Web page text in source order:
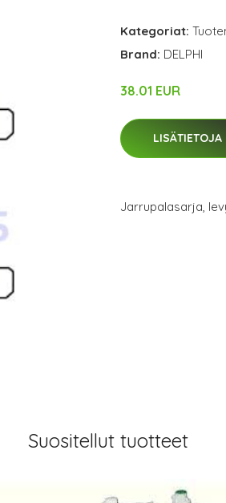
Kategoriat:
Brand: DELPHI
38.01 EUR
LISÄTIETOJA
Jarrupalasarja,
Suositellut tuotteet